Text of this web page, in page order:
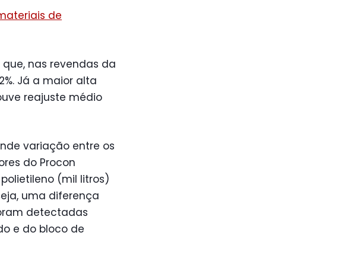
de
nas revendas da
Já a maior alta
reajuste médio
variação entre os
do Procon
(mil litros)
uma diferença
detectadas
e do bloco de